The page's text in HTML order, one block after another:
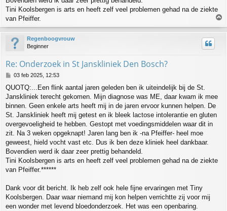
Tini Koolsbergen is arts en heeft zelf veel problemen gehad na de ziekte
van Pfeiffer.
h
Regenboogvrouw
Beginner
Re: Onderzoek in St Janskliniek Den Bosch?
B
r
i
c
h
03 feb 2025, 12:53
QUOTQ:...Een flink aantal jaren geleden ben ik uiteindelijk bij de St.
Janskliniek terecht gekomen. Mijn diagnose was ME, daar kwam ik mee
binnen. Geen enkele arts heeft mij in de jaren ervoor kunnen helpen. De
St. Janskliniek heeft mij getest en ik bleek lactose intolerantie en gluten
overgevoeligheid te hebben. Gestopt met voedingsmiddelen waar dit in
zit. Na 3 weken opgeknapt! Jaren lang ben ik -na Pfeiffer- heel moe
geweest, hield vocht vast etc. Dus ik ben deze kliniek heel dankbaar.
Bovendien werd ik daar zeer prettig behandeld.
Tini Koolsbergen is arts en heeft zelf veel problemen gehad na de ziekte
van Pfeiffer.******
Dank voor dit bericht. Ik heb zelf ook hele fijne ervaringen met Tiny
Koolsbergen. Daar waar niemand mij kon helpen verrichtte zij voor mij
een wonder met levend bloedonderzoek. Het was een openbaring.